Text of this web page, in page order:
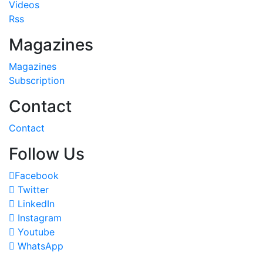
Videos
Rss
Magazines
Magazines
Subscription
Contact
Contact
Follow Us
Facebook
Twitter
LinkedIn
Instagram
Youtube
WhatsApp